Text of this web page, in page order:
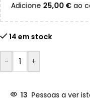
Adicione 25,00 € ao
14 em stock
- +
13 Pessoas a ver